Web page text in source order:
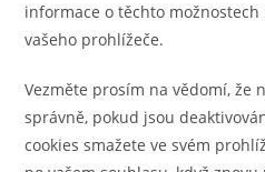
informace o těchto
vašeho prohlížeče.
Vezměte prosím na vědomí, že
správně, pokud jsou
cookies smažete ve svém